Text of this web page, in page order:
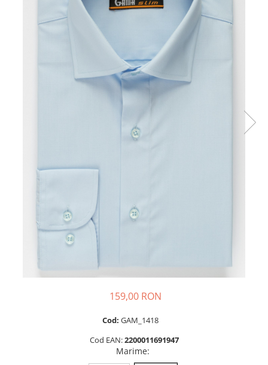
159,00 RON
Cod: GAM_1418
Cod EAN:2200011691947
Marime: